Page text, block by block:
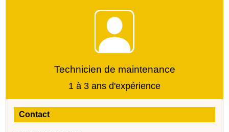
Technicien de maintenance
1 à 3 ans d'expérience
Contact